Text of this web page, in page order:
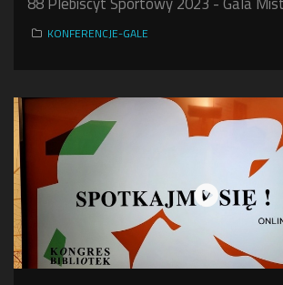
KONFERENCJE-GALE